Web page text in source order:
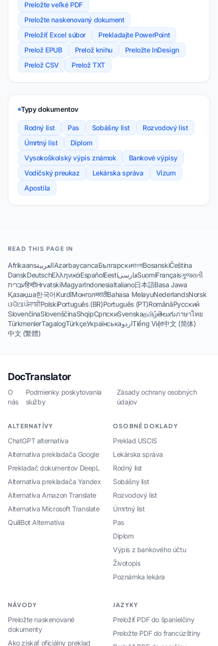
Preložte veľké PDF
Preložte naskenovaný dokument
Preložiť Excel súbor
Prekladajte PowerPoint
Prelož EPUB
Prelož knihu
Preložte InDesign
Prelož CSV
Prelož TXT
Typy dokumentov
Rodný list Pas Sobášny list
Rozvodový list
Úmrtný list
Diplom
Vysokoškolský výpis známok
Bankové výpisy
Vodičský preukaz
Lekárska správa
Vízum
Apostila
READ THIS PAGE IN
AfrikaansالعربيةAzərbaycancaБългарскиবাংলাBosanskiČeština
DanskDeutschΕλληνικάEspañolEestiفارسیSuomiFrançaisગુજરાતી
עבריתहिन्दीHrvatskiMagyarIndonesiaItaliano日本語Basa Jawa
Қазақша한국어KurdîМонголमराठीBahasa MelayuNederlandsNorsk
ଓଡିଆਪੰਜਾਬੀPolskiPortuguês (BR)Português (PT)RomânăРусский
SlovenčinaSlovenščinaShqipСрпскиSvenskaதமிழ்తెలుగుภาษาไทย
TürkmenlerTagalogTürkçeУкраїнськаاردوTiếng Việt中文 (简体)
中文 (繁體)
DocTranslator
O
nás
·Podmienky poskytovania
služby
·Zásady ochrany osobných
údajov
ALTERNATÍVY
ChatGPT alternatíva
Alternatíva prekladača Google
Prekladač dokumentov DeepL
Alternatíva prekladača Yandex
Alternatíva Amazon Translate
Alternatíva Microsoft Translate
QuillBot Alternatíva
OSOBNÉ DOKLADY
Preklad USCIS
Lekárska správa
Rodný list
Sobášny list
Rozvodový list
Úmrtný list
Pas
Diplom
Výpis z bankového účtu
Životopis
Poznámka lekára
NÁVODY
Preložte naskenované
dokumenty
Ako získať oficiálny preklad
JAZYKY
Preložiť PDF do španielčiny
Preložte PDF do francúzštiny